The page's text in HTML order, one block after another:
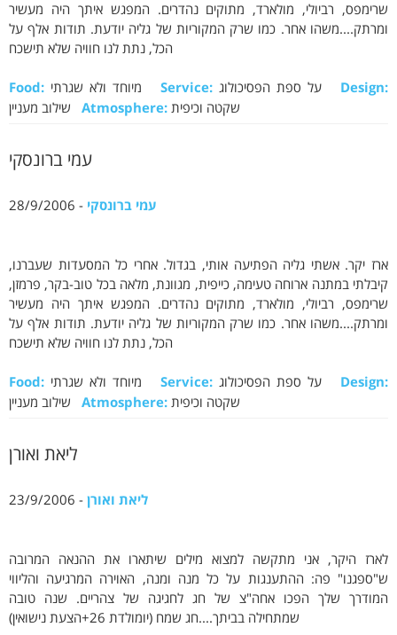
שרימפס, רביולי, מולארד, מתוקים נהדרים. המפגש איתך היה מעשיר
ומרתק....משהו אחר. כמו שרק המקוריות של גליה יודעת. תודות אלף על
הכל, נתת לנו חוויה שלא תישכח
Food: Service: Design:
Atmosphere: שקטה וכיפית
עמי ברונסקי
עמי ברונסקי - 28/9/2006
ארז יקר. אשתי גליה הפתיעה אותי, בגדול. אחרי כל המסעדות שעברנו,
קיבלתי במתנה ארוחה טעימה, כייפית, מגוונת, מלאה בכל טוב-בקר, פרמזן,
שרימפס, רביולי, מולארד, מתוקים נהדרים. המפגש איתך היה מעשיר
ומרתק....משהו אחר. כמו שרק המקוריות של גליה יודעת. תודות אלף על
הכל, נתת לנו חוויה שלא תישכח
Food: Service: Design:
Atmosphere: שקטה וכיפית
ליאת ואורן
ליאת ואורן - 23/9/2006
לארז היקר, אני מתקשה למצוא מילים שיתארו את ההנאה המרובה
ש"ספגנו" פה: ההתענגות על כל מנה ומנה, האוירה המרגיעה והליווי
המודרך שלך הפכו אחה"צ של חג לחגיגה של צהריים. שנה טובה
שמתחילה בביתך....חג שמח (יומולדת 26+הצעת נישואין)